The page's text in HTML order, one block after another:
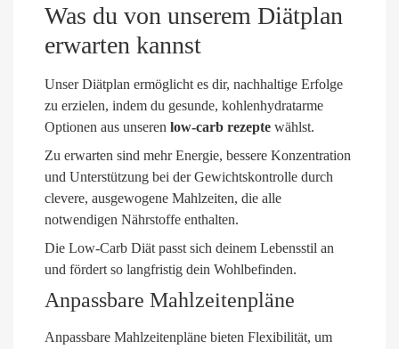
Was du von unserem Diätplan
erwarten kannst
Unser Diätplan ermöglicht es dir, nachhaltige Erfolge
zu erzielen, indem du gesunde, kohlenhydratarme
Optionen aus unseren low-carb rezepte wählst.
Zu erwarten sind mehr Energie, bessere Konzentration
und Unterstützung bei der Gewichtskontrolle durch
clevere, ausgewogene Mahlzeiten, die alle
notwendigen Nährstoffe enthalten.
Die Low-Carb Diät passt sich deinem Lebensstil an
und fördert so langfristig dein Wohlbefinden.
Anpassbare Mahlzeitenpläne
Anpassbare Mahlzeitenpläne bieten Flexibilität, um